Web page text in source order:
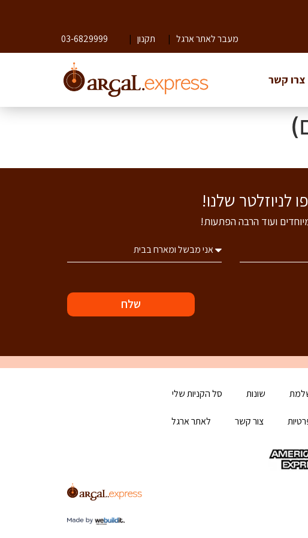
|מעבר לאתר ארגל |תקנון 03-6829999
צרו קשר
ועוד הרבה הפתעות!
שלח
שונות סל הקניות שלי
צור קשר לאתר ארגל